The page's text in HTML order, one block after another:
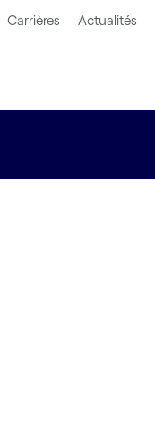
Carrières Actualités